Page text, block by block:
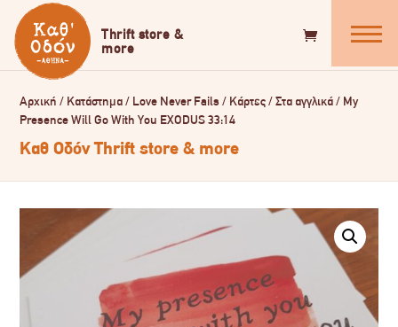
Αρχική / Κατάστημα/ Love Never Fails/ Κάρτες/Στα αγγλικά/ My
Presence Will Go With You EXODUS 33:14
Καθ Οδόν Thrift store & more